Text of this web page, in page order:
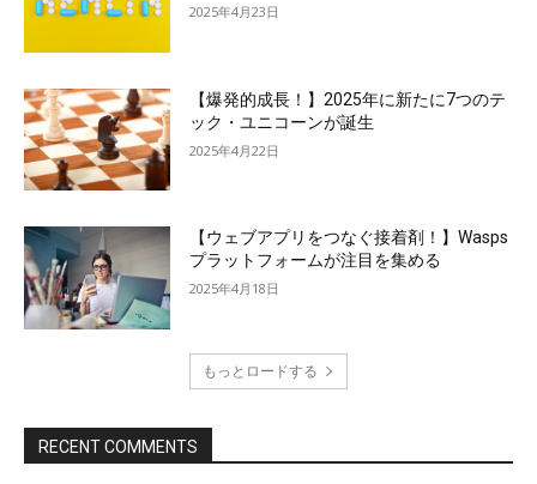
2025年4月23日
【爆発的成長！】2025年に新たに7つのテ
ック・ユニコーンが誕生
2025年4月22日
【ウェブアプリをつなぐ接着剤！】Wasps
プラットフォームが注目を集める
2025年4月18日
もっとロードする
RECENT COMMENTS